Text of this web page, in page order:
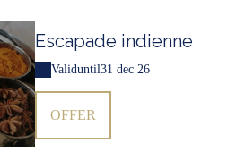
Escapade indienne
Validuntil31 dec 26
OFFER